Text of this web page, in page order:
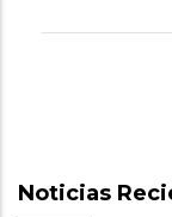
Noticias